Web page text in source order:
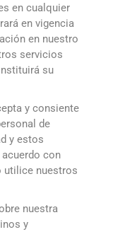
en cualquier
en vigencia
en nuestro
servicios
su
y consiente
de
y estos
con
utilice nuestros
nuestra
y